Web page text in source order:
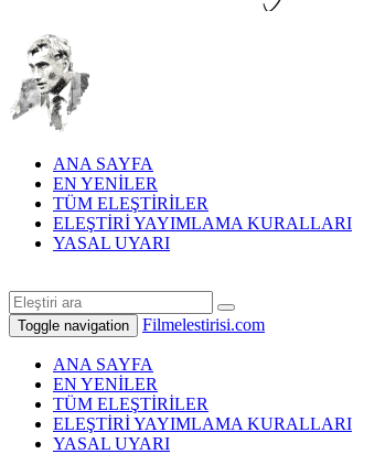
ANA SAYFA
EN YENİLER
TÜM ELEŞTİRİLER
ELEŞTİRİ YAYIMLAMA KURALLARI
YASAL UYARI
Toggle navigation Filmelestirisi.com
ANA SAYFA
EN YENİLER
TÜM ELEŞTİRİLER
ELEŞTİRİ YAYIMLAMA KURALLARI
YASAL UYARI